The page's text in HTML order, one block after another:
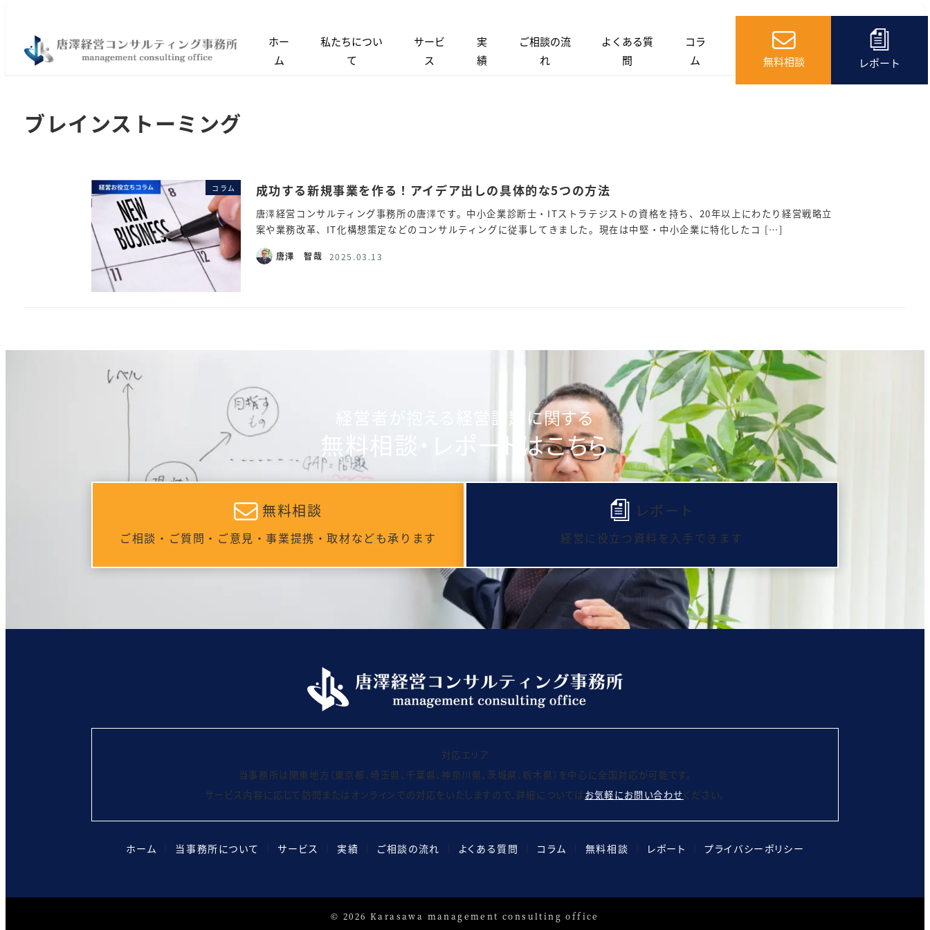
ホー
ム
私たちについ
て
サービ
ス
実
績
ご相談の流
れ
よくある質
問
コラ
ム
無料相談 レポート
ブレインストーミング
コラム 成功する新規事業を作る！アイデア出しの具体的な5つの方法
唐澤経営コンサルティング事務所の唐澤です。中小企業診断士・ITストラテジストの資格を持ち、20年以上にわたり経営戦略立
案や業務改革、IT化構想策定などのコンサルティングに従事してきました。現在は中堅・中小企業に特化したコ […]
唐澤 智哉 2025.03.13
経営者が抱える経営課題に関する
無料相談・レポートはこちら
無料相談
ご相談・ご質問・ご意見・事業提携・取材なども承ります
レポート
経営に役立つ資料を入手できます
対応エリア
当事務所は関東地方（東京都、埼玉県、千葉県、神奈川県、茨城県、栃木県）を中心に全国対応が可能です。
サービス内容に応じて訪問またはオンラインでの対応をいたしますので、詳細については お気軽にお問い合わせください。
ホーム 当事務所について サービス 実績 ご相談の流れ よくある質問 コラム 無料相談 レポート │プライバシーポリシー
© 2026 Karasawa management consulting office